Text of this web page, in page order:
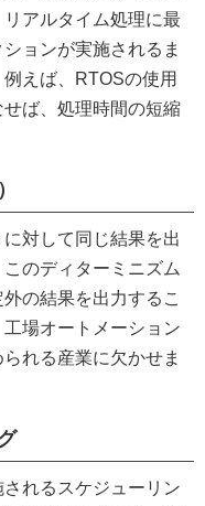
アルタイム処理に最
ョンが実施されるま
えば、RTOSの使用
ば、処理時間の短縮
対して同じ結果を出
のディターミニズム
の結果を出力するこ
場オートメーション
れる産業に欠かせま
れるスケジューリン